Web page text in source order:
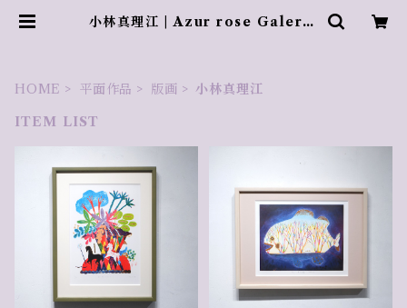
小林真理江 | Azur rose Galerie
HOME 平面作品 版画
小林真理江
ITEM LIST